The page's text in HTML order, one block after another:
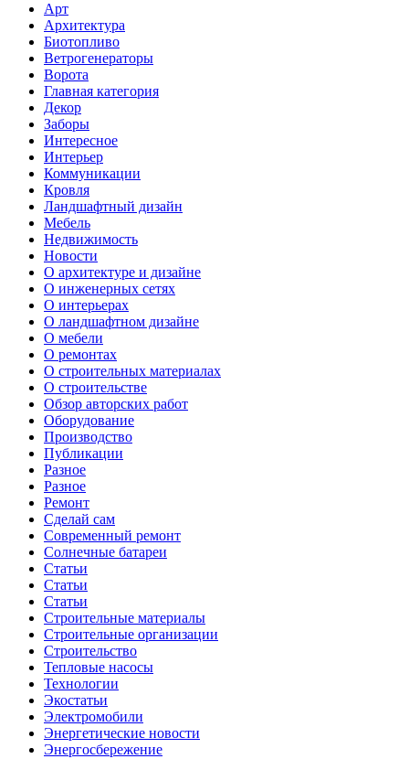
Арт
Архитектура
Биотопливо
Ветрогенераторы
Ворота
Главная категория
Декор
Заборы
Интересное
Интерьер
Коммуникации
Кровля
Ландшафтный дизайн
Мебель
Недвижимость
Новости
О архитектуре и дизайне
О инженерных сетях
О интерьерах
О ландшафтном дизайне
О мебели
О ремонтах
О строительных материалах
О строительстве
Обзор авторских работ
Оборудование
Производство
Публикации
Разное
Разное
Ремонт
Сделай сам
Современный ремонт
Солнечные батареи
Статьи
Статьи
Статьи
Строительные материалы
Строительные организации
Строительство
Тепловые насосы
Технологии
Экостатьи
Электромобили
Энергетические новости
Энергосбережение